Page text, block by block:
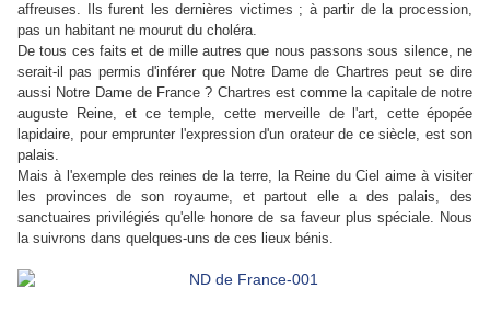
affreuses. Ils furent les dernières victimes ; à partir de la procession,
pas un habitant ne mourut du choléra.
De tous ces faits et de mille autres que nous passons sous silence, ne
serait-il pas permis d'inférer que Notre Dame de Chartres peut se dire
aussi Notre Dame de France ? Chartres est comme la capitale de notre
auguste Reine, et ce temple, cette merveille de l'art, cette épopée
lapidaire, pour emprunter l'expression d'un orateur de ce siècle, est son
palais.
Mais à l'exemple des reines de la terre, la Reine du Ciel aime à visiter
les provinces de son royaume, et partout elle a des palais, des
sanctuaires privilégiés qu'elle honore de sa faveur plus spéciale. Nous
la suivrons dans quelques-uns de ces lieux bénis.